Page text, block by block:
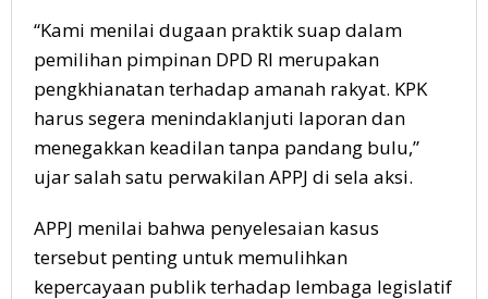
“Kami menilai dugaan praktik suap dalam
pemilihan pimpinan DPD RI merupakan
pengkhianatan terhadap amanah rakyat. KPK
harus segera menindaklanjuti laporan dan
menegakkan keadilan tanpa pandang bulu,”
ujar salah satu perwakilan APPJ di sela aksi.
APPJ menilai bahwa penyelesaian kasus
tersebut penting untuk memulihkan
kepercayaan publik terhadap lembaga legislatif